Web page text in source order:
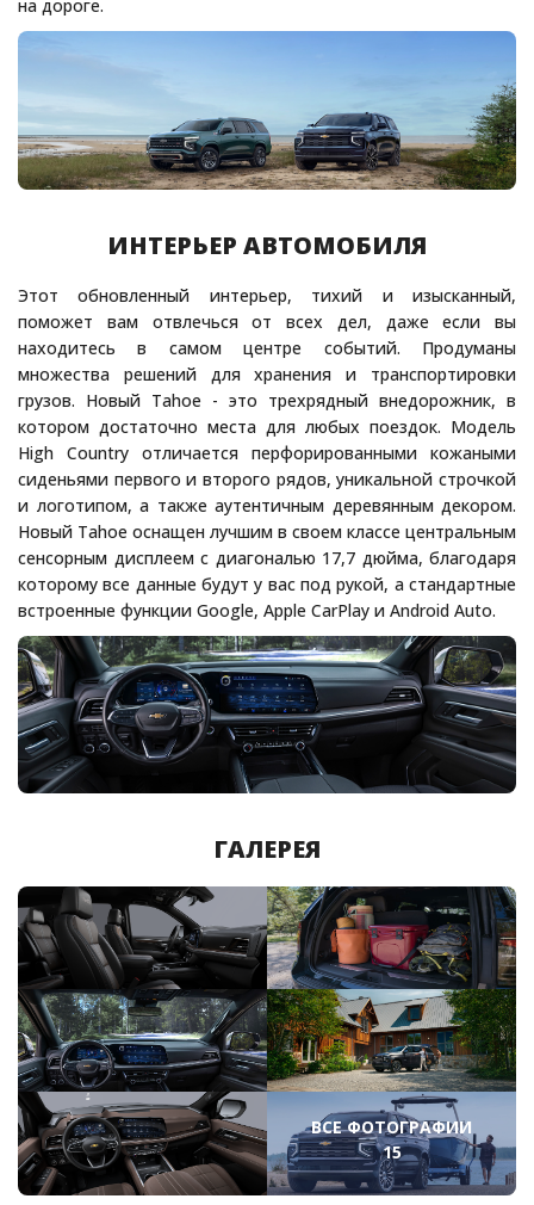
на дороге.
ИНТЕРЬЕР АВТОМОБИЛЯ
Этот обновленный интерьер, тихий и изысканный,
поможет вам отвлечься от всех дел, даже если вы
находитесь в самом центре событий. Продуманы
множества решений для хранения и транспортировки
грузов. Новый Tahoe - это трехрядный внедорожник, в
котором достаточно места для любых поездок. Модель
High Country отличается перфорированными кожаными
сиденьями первого и второго рядов, уникальной строчкой
и логотипом, а также аутентичным деревянным декором.
Новый Tahoe оснащен лучшим в своем классе центральным
сенсорным дисплеем с диагональю 17,7 дюйма, благодаря
которому все данные будут у вас под рукой, а стандартные
встроенные функции Google, Apple CarPlay и Android Auto.
ГАЛЕРЕЯ
ВСЕ ФОТОГРАФИИ
15